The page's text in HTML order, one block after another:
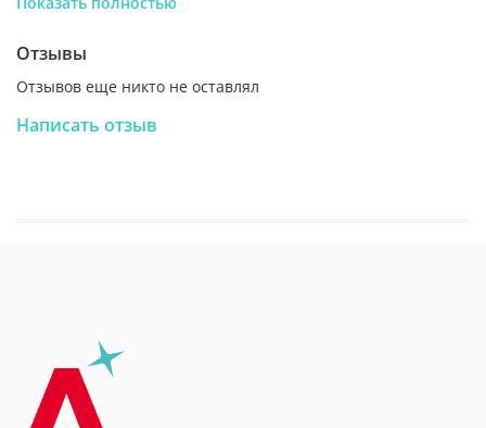
шумных ритмах Латинской Америки. Идеален для
вкус кофе.
Отзывы
Отзывов еще никто не оставлял
Написать отзыв